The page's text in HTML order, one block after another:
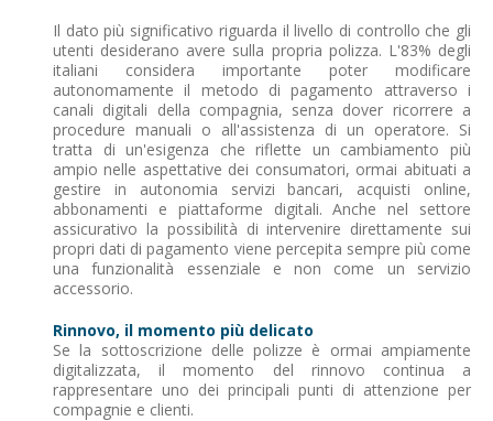
Il dato più significativo riguarda il livello di controllo che gli
utenti desiderano avere sulla propria polizza. L'83% degli
italiani considera importante poter modificare
autonomamente il metodo di pagamento attraverso i
canali digitali della compagnia, senza dover ricorrere a
procedure manuali o all'assistenza di un operatore. Si
tratta di un'esigenza che riflette un cambiamento più
ampio nelle aspettative dei consumatori, ormai abituati a
gestire in autonomia servizi bancari, acquisti online,
abbonamenti e piattaforme digitali. Anche nel settore
assicurativo la possibilità di intervenire direttamente sui
propri dati di pagamento viene percepita sempre più come
una funzionalità essenziale e non come un servizio
accessorio.
Rinnovo, il momento più delicato
Se la sottoscrizione delle polizze è ormai ampiamente
digitalizzata, il momento del rinnovo continua a
rappresentare uno dei principali punti di attenzione per
compagnie e clienti.